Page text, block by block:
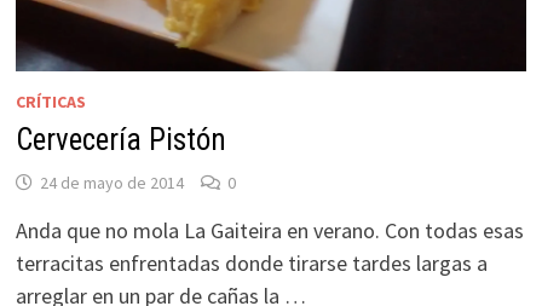
CRÍTICAS
Cervecería Pistón
24 de mayo de 2014 0
Anda que no mola La Gaiteira en verano. Con todas esas
terracitas enfrentadas donde tirarse tardes largas a
arreglar en un par de cañas la …